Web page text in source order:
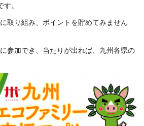
。
取り組み、ポイントを貯めてみません
参加でき、当たりが出れば、九州各県の